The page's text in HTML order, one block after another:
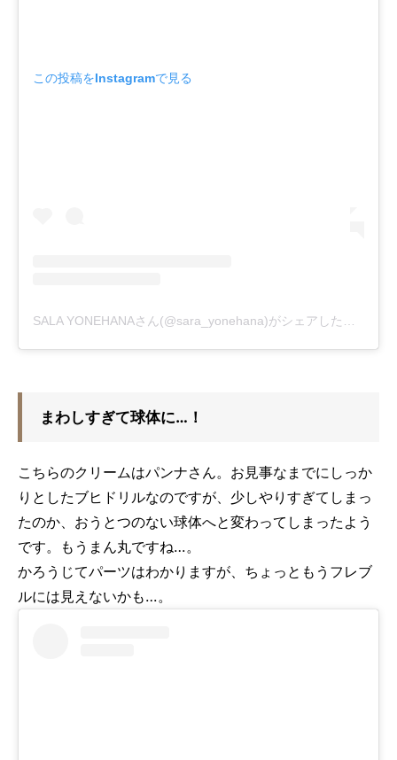
この投稿をInstagramで見る
SALA YONEHANAさん(@sara_yonehana)がシェアした投稿
まわしすぎて球体に…！
こちらのクリームはパンナさん。お見事なまでにしっか
りとしたブヒドリルなのですが、少しやりすぎてしまっ
たのか、おうとつのない球体へと変わってしまったよう
です。もうまん丸ですね…。
かろうじてパーツはわかりますが、ちょっともうフレブ
ルには見えないかも…。